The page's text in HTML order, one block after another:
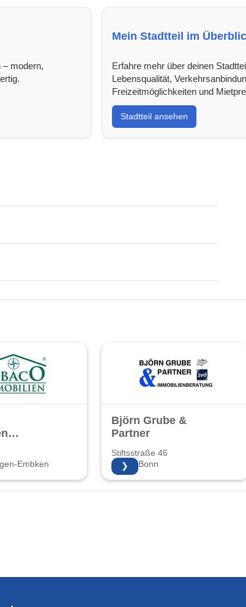
– modern,
Mein Stadtteil im
Erfahre mehr über deinen
Lebensqualität,
Freizeitmöglichkeiten und
Stadtteil ansehen
Embken
Björn Grube &
Partner
Stiftsstraße 46
53225 Bonn
❯